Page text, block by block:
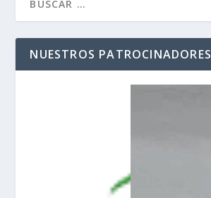
NUESTROS PATROCINADORES